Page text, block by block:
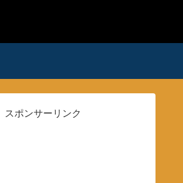
スポンサーリンク